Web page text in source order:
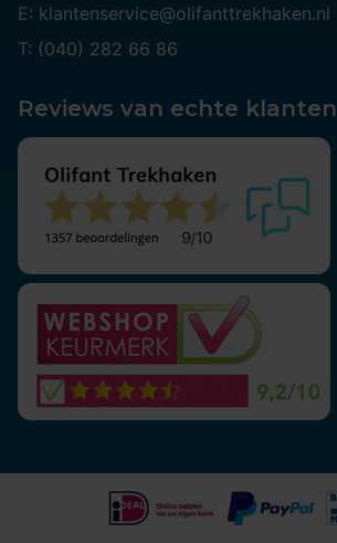
E: klantenservice@olifanttrekhaken.nl
T: (040) 282 66 86
Reviews van echte klanten